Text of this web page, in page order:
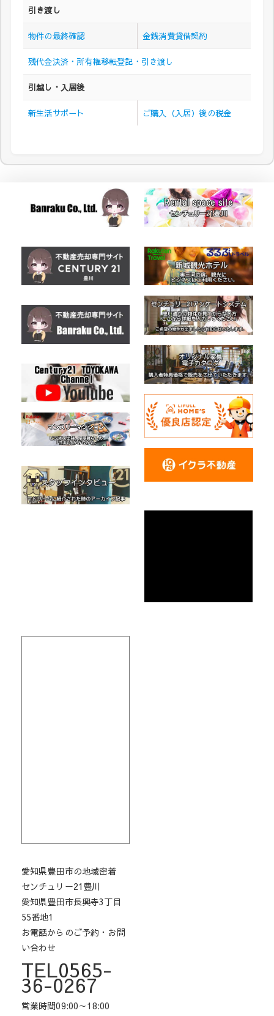
引き渡し
物件の最終確認 金銭消費貸借契約
残代金決済・所有権移転登記・引き渡し
引越し・入居後
新生活サポート ご購入（入居）後の税金
愛知県豊田市の地域密着
センチュリー21豊川
愛知県豊田市長興寺3丁目
55番地1
お電話からのご予約・お問
い合わせ
TEL0565-
36-0267
営業時間09:00～18:00